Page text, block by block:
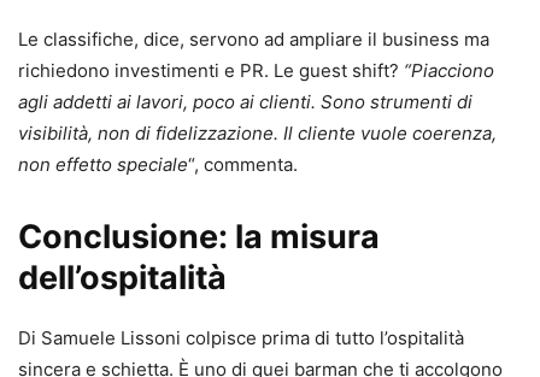
Le classifiche, dice, servono ad ampliare il business ma
richiedono investimenti e PR. Le guest shift? “Piacciono
agli addetti ai lavori, poco ai clienti. Sono strumenti di
visibilità, non di fidelizzazione. Il cliente vuole coerenza,
non effetto speciale“, commenta.
Conclusione: la misura
dell’ospitalità
Di Samuele Lissoni colpisce prima di tutto l’ospitalità
sincera e schietta. È uno di quei barman che ti accolgono